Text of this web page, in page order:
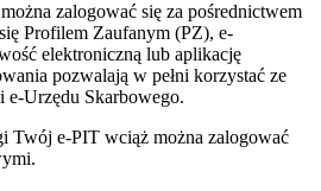
zalogować się za pośrednictwem
Profilem Zaufanym (PZ), e-
elektroniczną lub aplikację
pozwalają w pełni korzystać ze
Urzędu Skarbowego.
Twój e-PIT wciąż można zalogować